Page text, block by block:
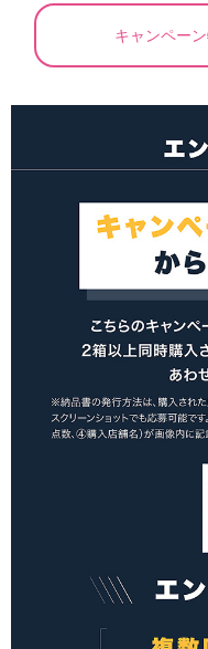
キャンペー